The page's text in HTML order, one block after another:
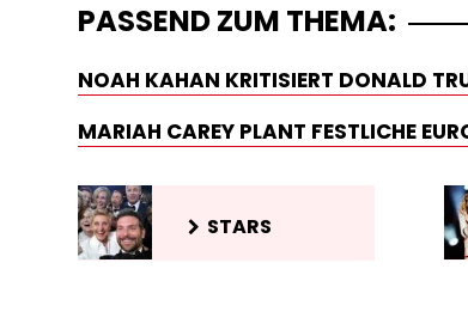
PASSEND ZUM THEMA:
NOAH KAHAN KRITISIERT DONALD
MARIAH CAREY PLANT FESTLICHE
STARS